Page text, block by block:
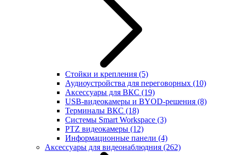
Стойки и крепления (5)
Аудиоустройства для переговорных (10)
Аксессуары для ВКС (19)
USB-видеокамеры и BYOD-решения (8)
Терминалы ВКС (18)
Системы Smart Workspace (3)
PTZ видеокамеры (12)
Информационные панели (4)
Аксессуары для видеонаблюдния (262)